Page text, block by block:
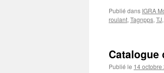
Publié dans IGRA
roulant, Tagnpps, TJ,
Catalogue
Publié le 14 octobre